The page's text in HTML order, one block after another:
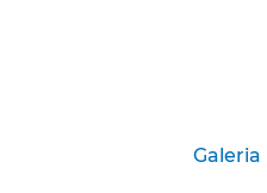
Galeria